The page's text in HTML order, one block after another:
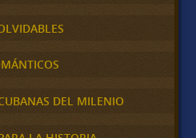
DEL MILENIO